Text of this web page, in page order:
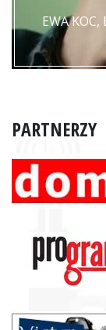
EWA KOC,
PARTNERZY